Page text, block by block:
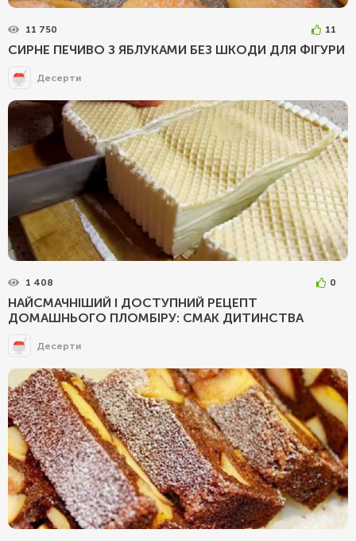
11 750 11
СИРНЕ ПЕЧИВО З ЯБЛУКАМИ БЕЗ ШКОДИ ДЛЯ ФІГУРИ
Десерти
1 408 0
НАЙСМАЧНІШИЙ І ДОСТУПНИЙ РЕЦЕПТ
ДОМАШНЬОГО ПЛОМБІРУ: СМАК ДИТИНСТВА
Десерти